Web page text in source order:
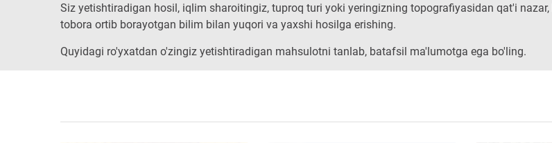
Siz yetishtiradigan hosil, iqlim sharoitingiz, tuproq turi yoki yeringizning topografiyasidan qat'i
tobora ortib borayotgan bilim bilan yuqori va yaxshi hosilga erishing.
Quyidagi ro'yxatdan o'zingiz yetishtiradigan mahsulotni tanlab, batafsil ma'lumotga ega bo'ling.